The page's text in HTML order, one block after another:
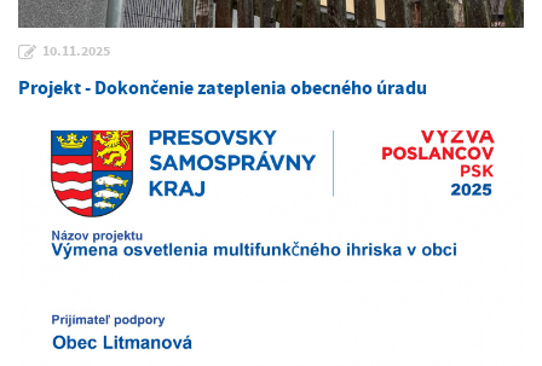
10.11.2025
Projekt - Dokončenie zateplenia obecného úradu